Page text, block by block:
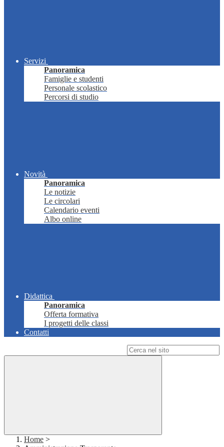
Servizi
Panoramica
Famiglie e studenti
Personale scolastico
Percorsi di studio
Novità
Panoramica
Le notizie
Le circolari
Calendario eventi
Albo online
Didattica
Panoramica
Offerta formativa
I progetti delle classi
Contatti
Home >